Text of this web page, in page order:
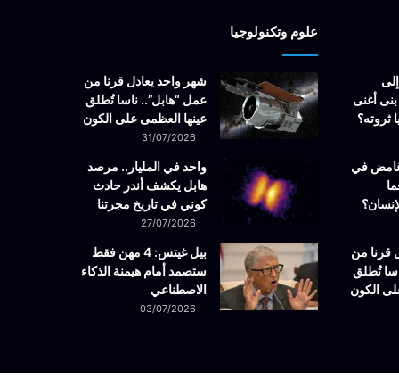
أغنى
ثروته؟
في
قرنا من
تُطلق
الكون
علوم وتكنولوجيا
شهر واحد يعادل قرنا من
عمل “هابل”.. ناسا تُطلق
عينها العظمى على الكون
31/07/2026
واحد في المليار.. مرصد
هابل يكشف أندر حادث
كوني في تاريخ مجرتنا
27/07/2026
بيل غيتس: 4 مهن فقط
ستصمد أمام هيمنة الذكاء
الاصطناعي
03/07/2026